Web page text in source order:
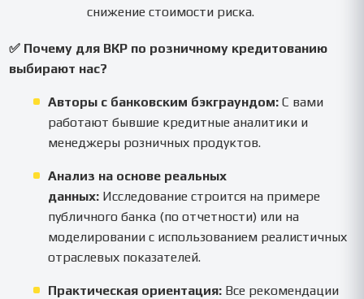
снижение стоимости риска.
✅ Почему для ВКР по розничному кредитованию
выбирают нас?
Авторы с банковским бэкграундом: С вами
работают бывшие кредитные аналитики и
менеджеры розничных продуктов.
Анализ на основе реальных
данных: Исследование строится на примере
публичного банка (по отчетности) или на
моделировании с использованием реалистичных
отраслевых показателей.
Практическая ориентация: Все рекомендации